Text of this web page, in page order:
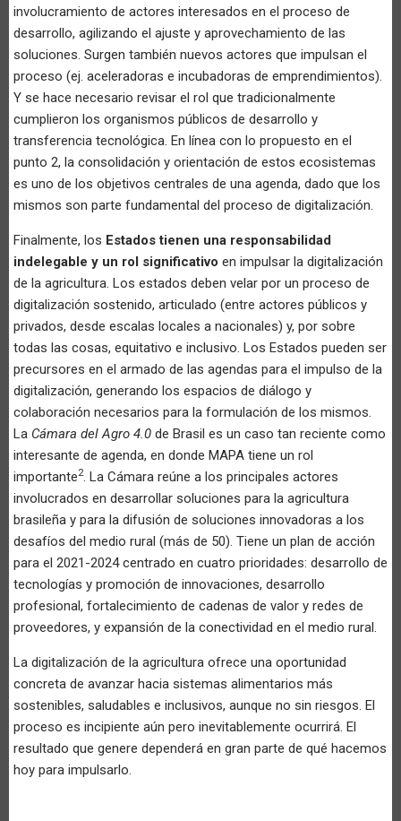
involucramiento de actores interesados en el proceso de
desarrollo, agilizando el ajuste y aprovechamiento de las
soluciones. Surgen también nuevos actores que impulsan el
proceso (ej. aceleradoras e incubadoras de emprendimientos).
Y se hace necesario revisar el rol que tradicionalmente
cumplieron los organismos públicos de desarrollo y
transferencia tecnológica. En línea con lo propuesto en el
punto 2, la consolidación y orientación de estos ecosistemas
es uno de los objetivos centrales de una agenda, dado que los
mismos son parte fundamental del proceso de digitalización.
Finalmente, los Estados tienen una responsabilidad
indelegable y un rol significativo en impulsar la digitalización
de la agricultura. Los estados deben velar por un proceso de
digitalización sostenido, articulado (entre actores públicos y
privados, desde escalas locales a nacionales) y, por sobre
todas las cosas, equitativo e inclusivo. Los Estados pueden ser
precursores en el armado de las agendas para el impulso de la
digitalización, generando los espacios de diálogo y
colaboración necesarios para la formulación de los mismos.
La Cámara del Agro 4.0 de Brasil es un caso tan reciente como
interesante de agenda, en donde MAPA tiene un rol
importante2. La Cámara reúne a los principales actores
involucrados en desarrollar soluciones para la agricultura
brasileña y para la difusión de soluciones innovadoras a los
desafíos del medio rural (más de 50). Tiene un plan de acción
para el 2021-2024 centrado en cuatro prioridades: desarrollo de
tecnologías y promoción de innovaciones, desarrollo
profesional, fortalecimiento de cadenas de valor y redes de
proveedores, y expansión de la conectividad en el medio rural.
La digitalización de la agricultura ofrece una oportunidad
concreta de avanzar hacia sistemas alimentarios más
sostenibles, saludables e inclusivos, aunque no sin riesgos. El
proceso es incipiente aún pero inevitablemente ocurrirá. El
resultado que genere dependerá en gran parte de qué hacemos
hoy para impulsarlo.